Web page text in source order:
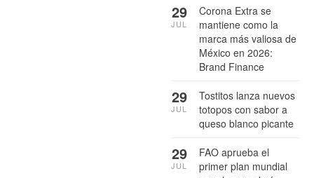
Corona Extra se
mantiene como la
marca más valiosa de
México en 2026:
Brand Finance
29
JUL
Tostitos lanza nuevos
totopos con sabor a
queso blanco picante
29
JUL
FAO aprueba el
primer plan mundial
29
JUL